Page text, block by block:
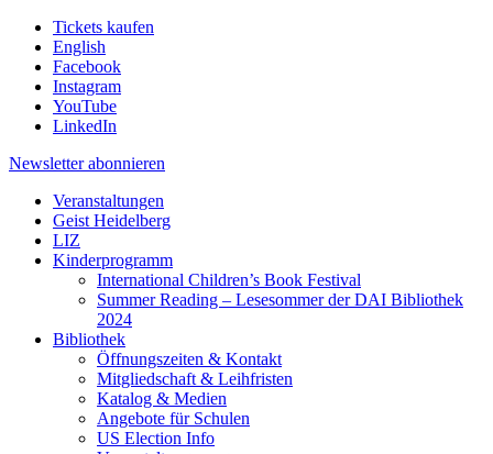
Tickets kaufen
English
Facebook
Instagram
YouTube
LinkedIn
Newsletter abonnieren
Veranstaltungen
Geist Heidelberg
LIZ
Kinderprogramm
International Children’s Book Festival
Summer Reading – Lesesommer der DAI Bibliothek
2024
Bibliothek
Öffnungszeiten & Kontakt
Mitgliedschaft & Leihfristen
Katalog & Medien
Angebote für Schulen
US Election Info